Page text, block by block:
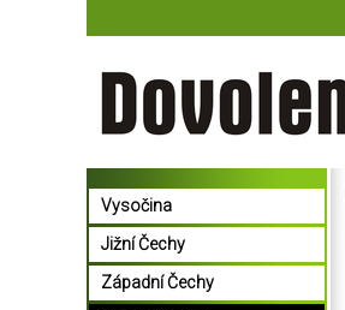
Vysočina
Jižní Čechy
Západní Čechy